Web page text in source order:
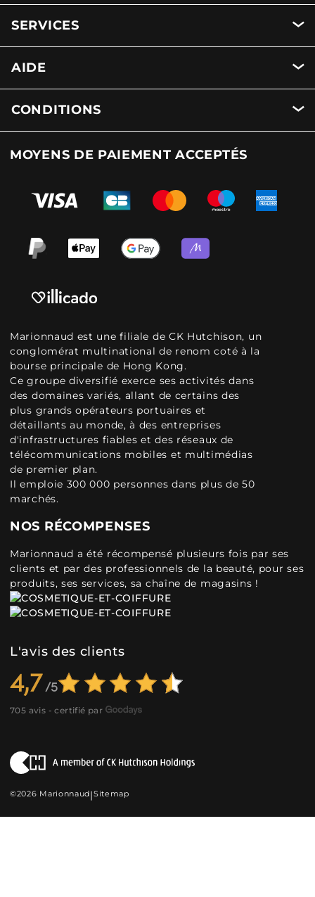
SERVICES
AIDE
CONDITIONS
MOYENS DE PAIEMENT ACCEPTÉS
Marionnaud est une filiale de CK Hutchison, un
conglomérat multinational de renom coté à la
bourse principale de Hong Kong.
Ce groupe diversifié exerce ses activités dans
des domaines variés, allant de certains des
plus grands opérateurs portuaires et
détaillants au monde, à des entreprises
d'infrastructures fiables et des réseaux de
télécommunications mobiles et multimédias
de premier plan.
Il emploie 300 000 personnes dans plus de 50
marchés.
NOS RÉCOMPENSES
Marionnaud a été récompensé plusieurs fois par ses
clients et par des professionnels de la beauté, pour ses
produits, ses services, sa chaîne de magasins !
L'avis des clients
4,7
705 avis - certifié par
©2026 Marionnaud|Sitemap